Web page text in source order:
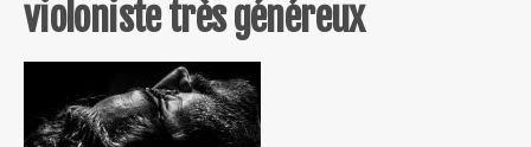
violoniste très généreux